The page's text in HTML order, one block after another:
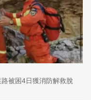
被困4日獲消防解救脫